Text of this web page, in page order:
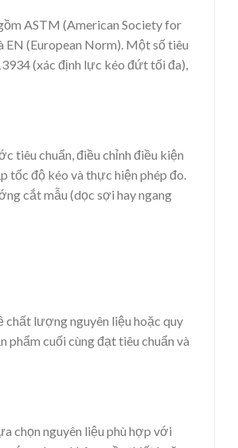
ASTM (American Society for
(European Norm). Một số tiêu
(xác định lực kéo đứt tối đa),
tiêu chuẩn, điều chỉnh điều kiện
độ kéo và thực hiện phép đo.
cắt mẫu (dọc sợi hay ngang
chất lượng nguyên liệu hoặc quy
phẩm cuối cùng đạt tiêu chuẩn và
chọn nguyên liệu phù hợp với